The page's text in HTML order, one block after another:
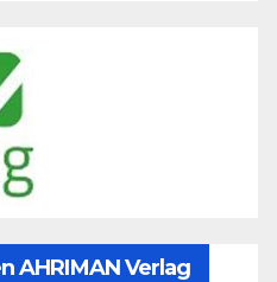
AHRIMAN Verlag